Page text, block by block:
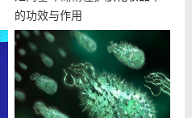
的功效与作用